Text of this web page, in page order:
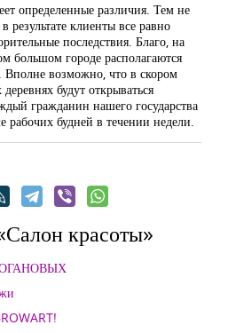
определенные различия. Тем не
результате клиенты все равно
последствия. Благо, на
большом городе располагаются
возможно, что в скором
будут открываться
гражданин нашего государства
рабочих будней в течении недели.
красоты»